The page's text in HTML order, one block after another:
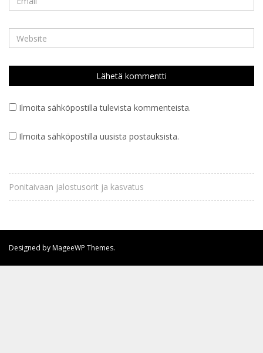
Ilmoita sähköpostilla tulevista kommenteista.
Ilmoita sähköpostilla uusista postauksista.
Ponitaivaan jalostusorit ja kasvatus
Designed by MageeWP Themes.